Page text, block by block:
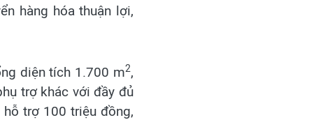
hàng hóa thuận lợi,
diện tích 1.700 m2,
trợ khác với đầy đủ
trợ 100 triệu đồng,